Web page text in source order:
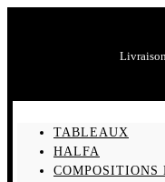
TABLEAUX
HALFA
COMPOSITIONS